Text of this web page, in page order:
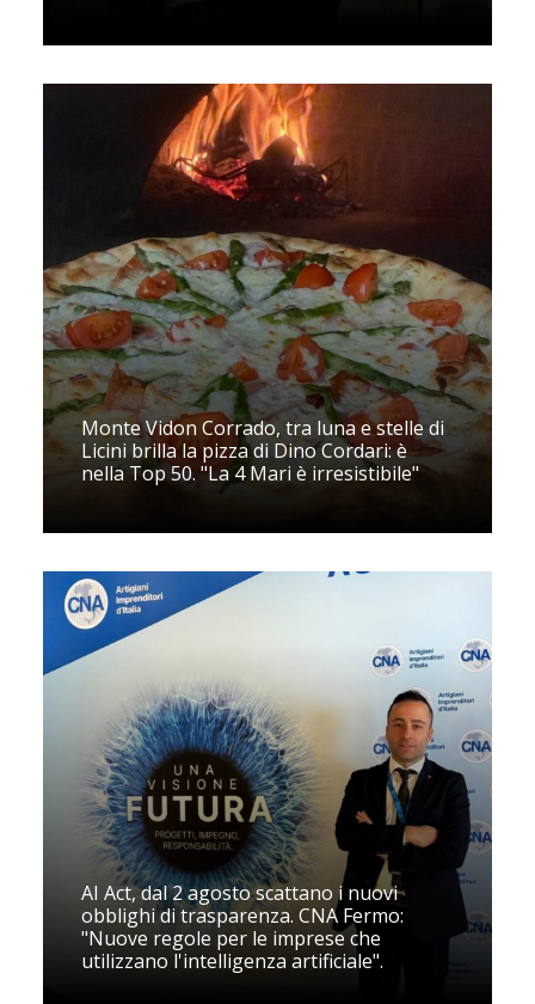
Monte Vidon Corrado, tra luna e stelle di
Licini brilla la pizza di Dino Cordari: è
nella Top 50. "La 4 Mari è irresistibile"
AI Act, dal 2 agosto scattano i nuovi
obblighi di trasparenza. CNA Fermo:
"Nuove regole per le imprese che
utilizzano l'intelligenza artificiale".